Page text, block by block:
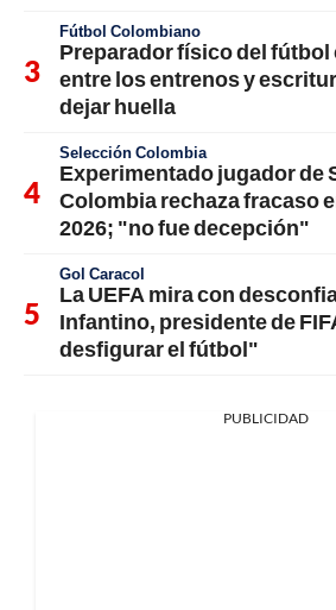
Fútbol Colombiano
Preparador físico del
entre los entrenos y
dejar huella
Selección Colombia
Experimentado jugador de
Colombia rechaza fracaso
2026; "no fue decepción"
Gol Caracol
La UEFA mira con
Infantino, presidente de
desfigurar el fútbol"
PUBLICIDAD